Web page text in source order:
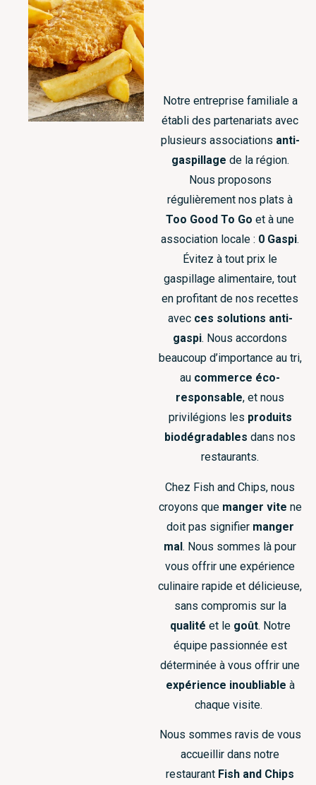
Notre entreprise familiale a
établi des partenariats avec
plusieurs associations anti-
gaspillage de la région.
Nous proposons
régulièrement nos plats à
Too Good To Go et à une
association locale : 0 Gaspi.
Évitez à tout prix le
gaspillage alimentaire, tout
en profitant de nos recettes
avec ces solutions anti-
gaspi. Nous accordons
beaucoup d’importance au tri,
au commerce éco-
responsable, et nous
privilégions les produits
biodégradables dans nos
restaurants.
Chez Fish and Chips, nous
croyons que manger vite ne
doit pas signifier manger
mal. Nous sommes là pour
vous offrir une expérience
culinaire rapide et délicieuse,
sans compromis sur la
qualité et le goût. Notre
équipe passionnée est
déterminée à vous offrir une
expérience inoubliable à
chaque visite.
Nous sommes ravis de vous
accueillir dans notre
restaurant Fish and Chips